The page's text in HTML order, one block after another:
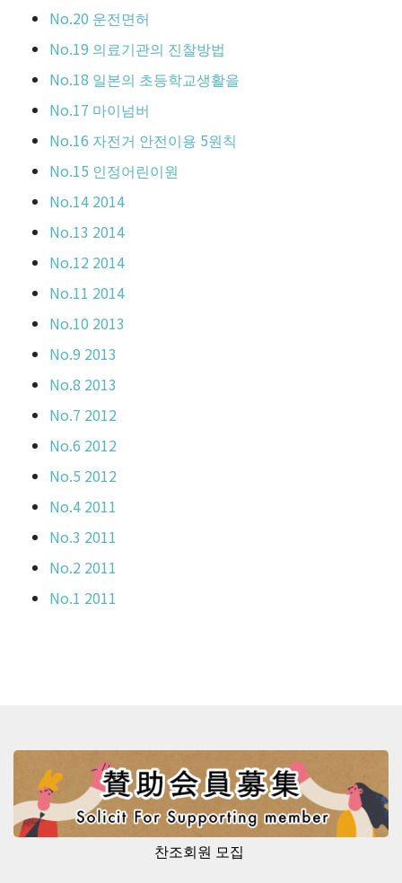
No.20 운전면허
No.19 의료기관의 진찰방법
No.18 일본의 초등학교생활을
No.17 마이넘버
No.16 자전거 안전이용 5원칙
No.15 인정어린이원
No.14 2014
No.13 2014
No.12 2014
No.11 2014
No.10 2013
No.9 2013
No.8 2013
No.7 2012
No.6 2012
No.5 2012
No.4 2011
No.3 2011
No.2 2011
No.1 2011
찬조회원 모집